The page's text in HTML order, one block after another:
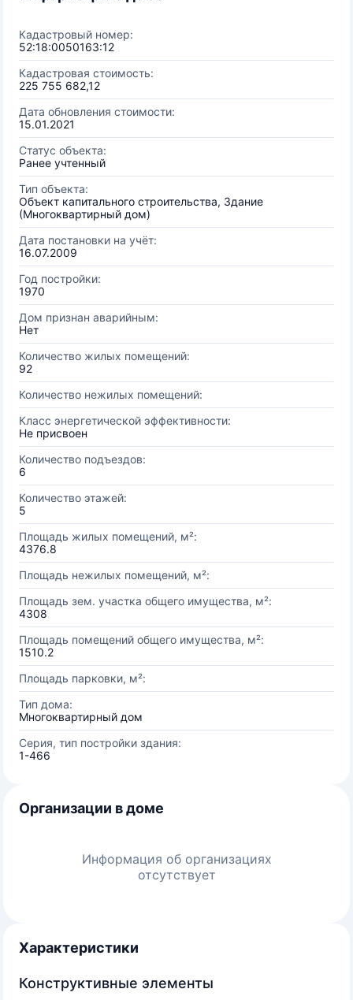
Кадастровый номер:
52:18:0050163:12
Кадастровая стоимость:
225 755 682,12
Дата обновления стоимости:
15.01.2021
Статус объекта:
Ранее учтенный
Тип объекта:
Объект капитального строительства, Здание
(Многоквартирный дом)
Дата постановки на учёт:
16.07.2009
Год постройки:
1970
Дом признан аварийным:
Нет
Количество жилых помещений:
92
Количество нежилых помещений:
Класс энергетической эффективности:
Не присвоен
Количество подъездов:
6
Количество этажей:
5
Площадь жилых помещений, м²:
4376.8
Площадь нежилых помещений, м²:
Площадь зем. участка общего имущества, м²:
4308
Площадь помещений общего имущества, м²:
1510.2
Площадь парковки, м²:
Тип дома:
Многоквартирный дом
Серия, тип постройки здания:
1-466
Организации в доме
Информация об организациях
отсутствует
Характеристики
Конструктивные элементы